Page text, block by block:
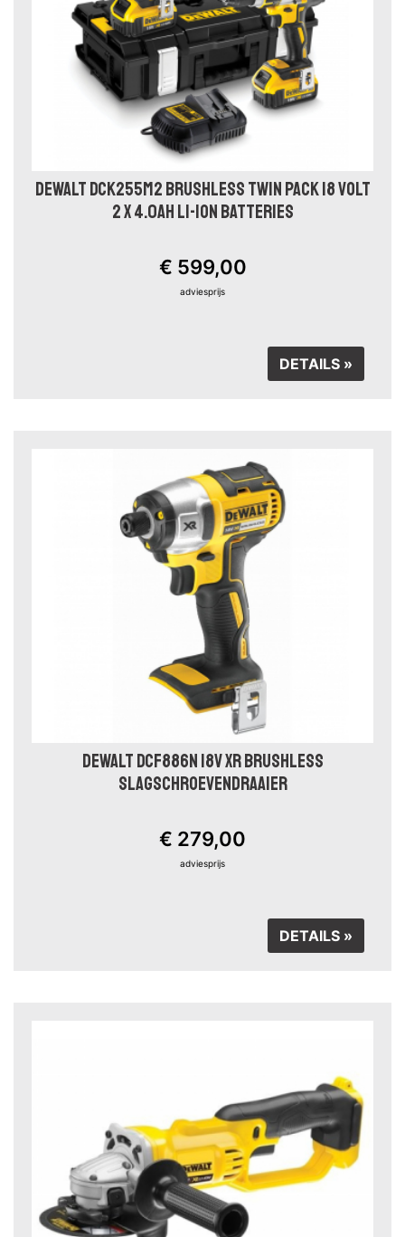
DEWALT DCK255M2 BRUSHLESS TWIN PACK 18 VOLT
2 X 4.0AH LI-ION BATTERIES
€ 599,00
adviesprijs
DETAILS »
DEWALT DCF886N 18V XR BRUSHLESS
SLAGSCHROEVENDRAAIER
€ 279,00
adviesprijs
DETAILS »